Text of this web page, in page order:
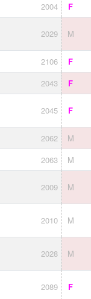
2004 F
2029 M
2106
F
2043 F
2045 F
2062
M
2063 M
2009 M
2010 M
2028 M
2089 F